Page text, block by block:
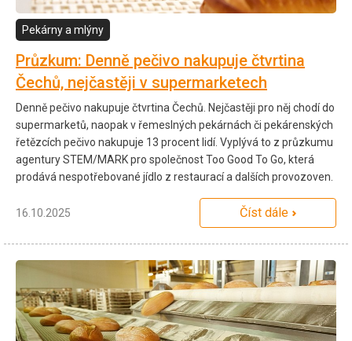
Pekárny a mlýny
Průzkum: Denně pečivo nakupuje čtvrtina
Čechů, nejčastěji v supermarketech
Denně pečivo nakupuje čtvrtina Čechů. Nejčastěji pro něj chodí do
supermarketů, naopak v řemeslných pekárnách či pekárenských
řetězcích pečivo nakupuje 13 procent lidí. Vyplývá to z průzkumu
agentury STEM/MARK pro společnost Too Good To Go, která
prodává nespotřebované jídlo z restaurací a dalších provozoven.
16.10.2025 Číst dále